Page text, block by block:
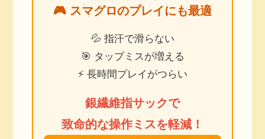
🎮 スマグロのプレイにも最適
💦 指汗で滑らない
🎯 タップミスが増える
⚡ 長時間プレイがつらい
銀繊維指サックで
致命的な操作ミスを軽減！